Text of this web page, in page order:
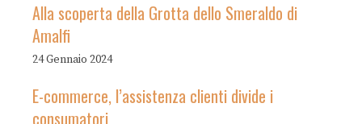
Alla scoperta della Grotta dello Smeraldo di
Amalfi
24 Gennaio 2024
E-commerce, l’assistenza clienti divide i
consumatori